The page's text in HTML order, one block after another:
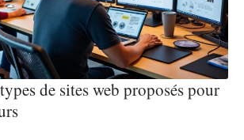
de sites web proposés pour